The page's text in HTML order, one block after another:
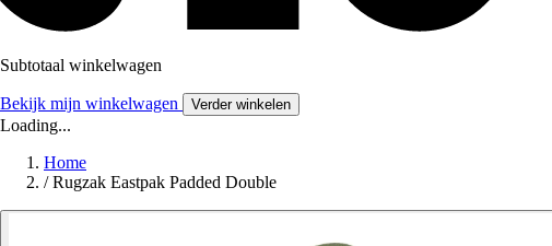
Subtotaal winkelwagen
Bekijk mijn winkelwagen Verder winkelen
Loading...
Home
/ Rugzak Eastpak Padded Double